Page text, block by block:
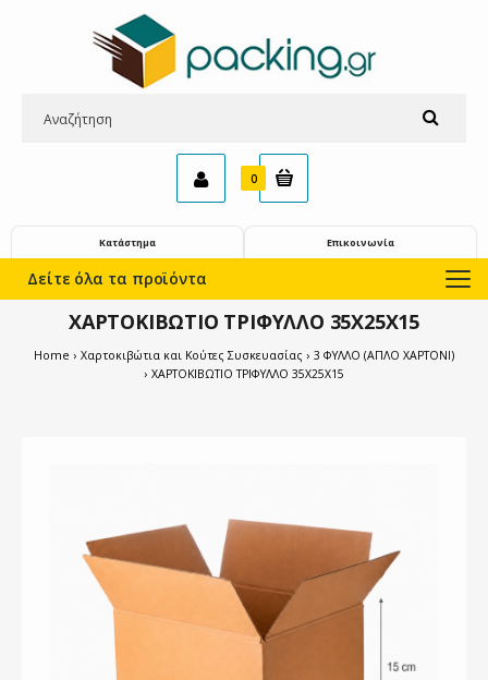
0
Κατάστημα Επικοινωνία
Δείτε όλα τα προϊόντα
ΧΑΡΤΟΚΙΒΩΤΙΟ ΤΡΙΦΥΛΛΟ 35Χ25Χ15
Home Χαρτοκιβώτια και Κούτες Συσκευασίας
3 ΦΥΛΛΟ (ΑΠΛΟ ΧΑΡΤΟΝΙ)
ΧΑΡΤΟΚΙΒΩΤΙΟ ΤΡΙΦΥΛΛΟ 35Χ25Χ15